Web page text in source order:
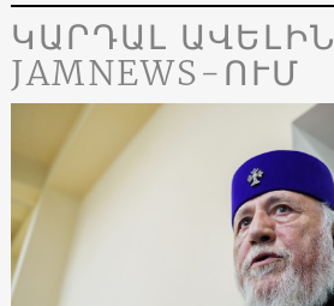
ԿԱՐԴԱԼ ԱՎԵԼԻՆ
JAMNEWS-ՈՒՄ